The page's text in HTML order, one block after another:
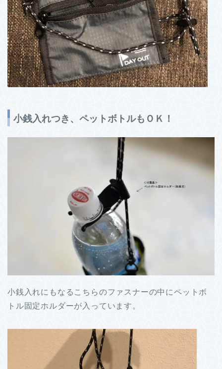
小銭入れつき、ペットボトルもＯＫ！
小銭入れにもなるこちらのファスナーの中にペットボ
トル固定ホルダーが入っています。